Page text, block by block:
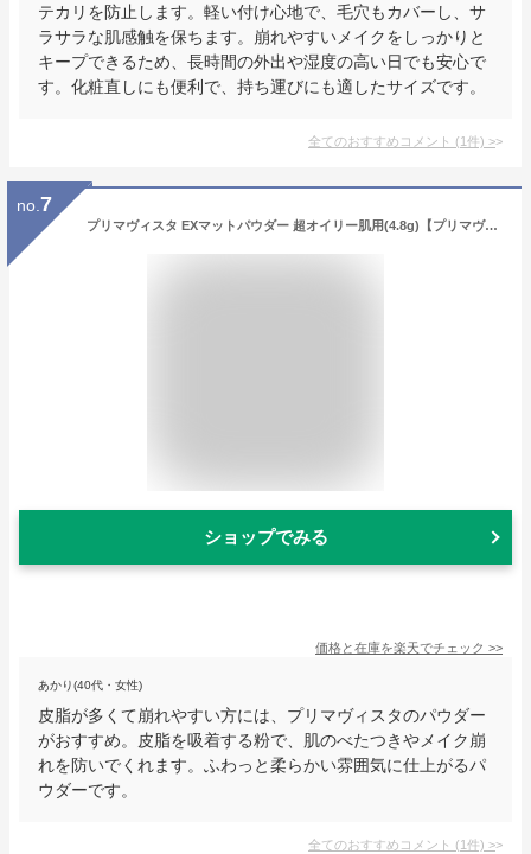
テカリを防止します。軽い付け心地で、毛穴もカバーし、サ
ラサラな肌感触を保ちます。崩れやすいメイクをしっかりと
キープできるため、長時間の外出や湿度の高い日でも安心で
す。化粧直しにも便利で、持ち運びにも適したサイズです。
全てのおすすめコメント (1件) >
no. 7
プリマヴィスタ EXマットパウダー 超オイリー肌用(4.8g)【プリマヴィスタ(Primavista)】[フェイスパウダー おしろい プリマ 皮脂 べたつかない]
ショップでみる
価格と在庫を楽天でチェック >>
あかり(40代・女性)
皮脂が多くて崩れやすい方には、プリマヴィスタのパウダー
がおすすめ。皮脂を吸着する粉で、肌のべたつきやメイク崩
れを防いでくれます。ふわっと柔らかい雰囲気に仕上がるパ
ウダーです。
全てのおすすめコメント (1件) >